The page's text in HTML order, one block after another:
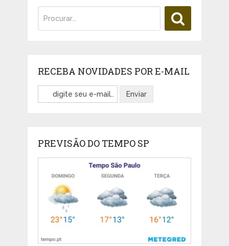
RECEBA NOVIDADES POR E-MAIL
PREVISÃO DO TEMPO SP